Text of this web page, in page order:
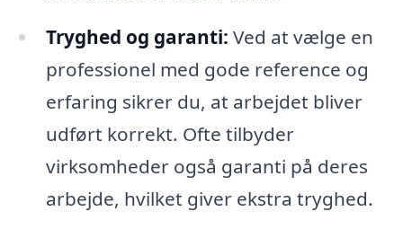
Tryghed og garanti: Ved at vælge en
professionel med gode reference og
erfaring sikrer du, at arbejdet bliver
udført korrekt. Ofte tilbyder
virksomheder også garanti på deres
arbejde, hvilket giver ekstra tryghed.